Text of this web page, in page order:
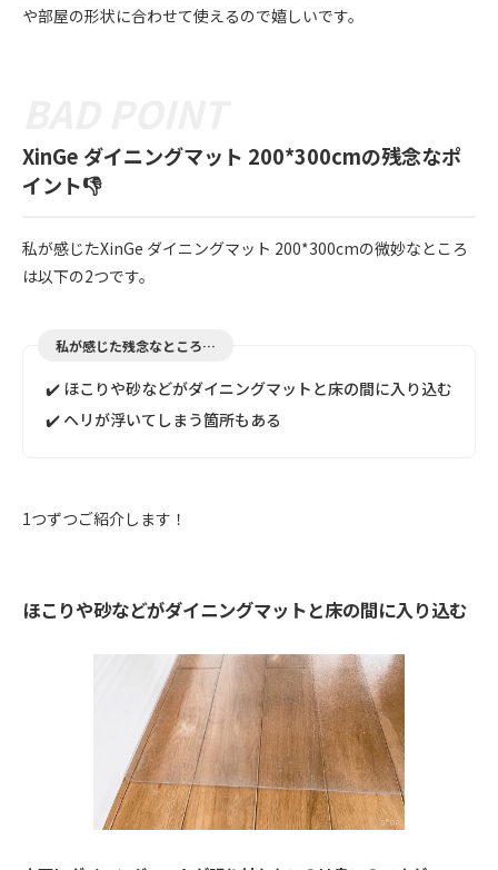
や部屋の形状に合わせて使えるので嬉しいです。
XinGe ダイニングマット 200*300cmの残念なポ
イント👎
私が感じたXinGe ダイニングマット 200*300cmの微妙なところ
は以下の2つです。
私が感じた残念なところ…
✔️ ほこりや砂などがダイニングマットと床の間に入り込む
✔️ ヘリが浮いてしまう箇所もある
1つずつご紹介します！
ほこりや砂などがダイニングマットと床の間に入り込む